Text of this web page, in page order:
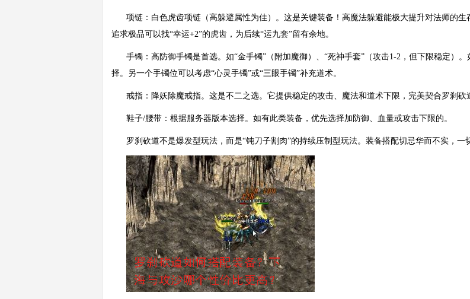
项链：白色虎齿项链（高躲避属性为佳）。这是关键装备！高魔法躲避能极大提升对法师的生
追求极品可以找“幸运+2”的虎齿，为后续“运九套”留有余地。
手镯：高防御手镯是首选。如“金手镯”（附加魔御）、“死神手套”（攻击1-2，但下限稳定）
择。另一个手镯位可以考虑“心灵手镯”或“三眼手镯”补充道术。
戒指：降妖除魔戒指。这是不二之选。它提供稳定的攻击、魔法和道术下限，完美契合罗刹砍
鞋子/腰带：根据服务器版本选择。如有此类装备，优先选择加防御、血量或攻击下限的。
罗刹砍道不是爆发型玩法，而是“钝刀子割肉”的持续压制型玩法。装备搭配切忌华而不实，一